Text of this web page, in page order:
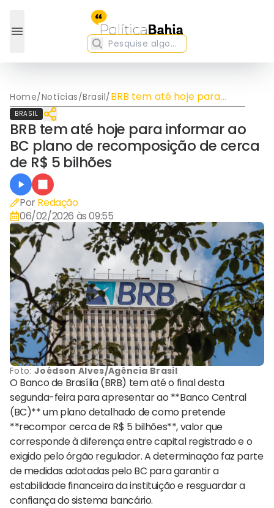
Home/Notícias/Brasil/BRB tem até hoje para
informar ao BC plano de
recomposição de cerca de
R$ 5 bilhões
BRASIL
BRB tem até hoje para informar ao
BC plano de recomposição de cerca
de R$ 5 bilhões
Por Redação
06/02/2026 às 09:55
Foto:Joédson Alves/Agência Brasil
O Banco de Brasília (BRB) tem até o final desta
segunda-feira para apresentar ao **Banco Central
(BC)** um plano detalhado de como pretende
**recompor cerca de R$ 5 bilhões**, valor que
corresponde à diferença entre capital registrado e o
exigido pelo órgão regulador. A determinação faz parte
de medidas adotadas pelo BC para garantir a
estabilidade financeira da instituição e resguardar a
confiança do sistema bancário.